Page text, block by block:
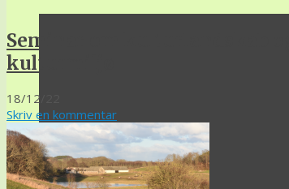
Seminar om kulturlandskab og
kulturmiljø
18/12/22
Skriv en kommentar